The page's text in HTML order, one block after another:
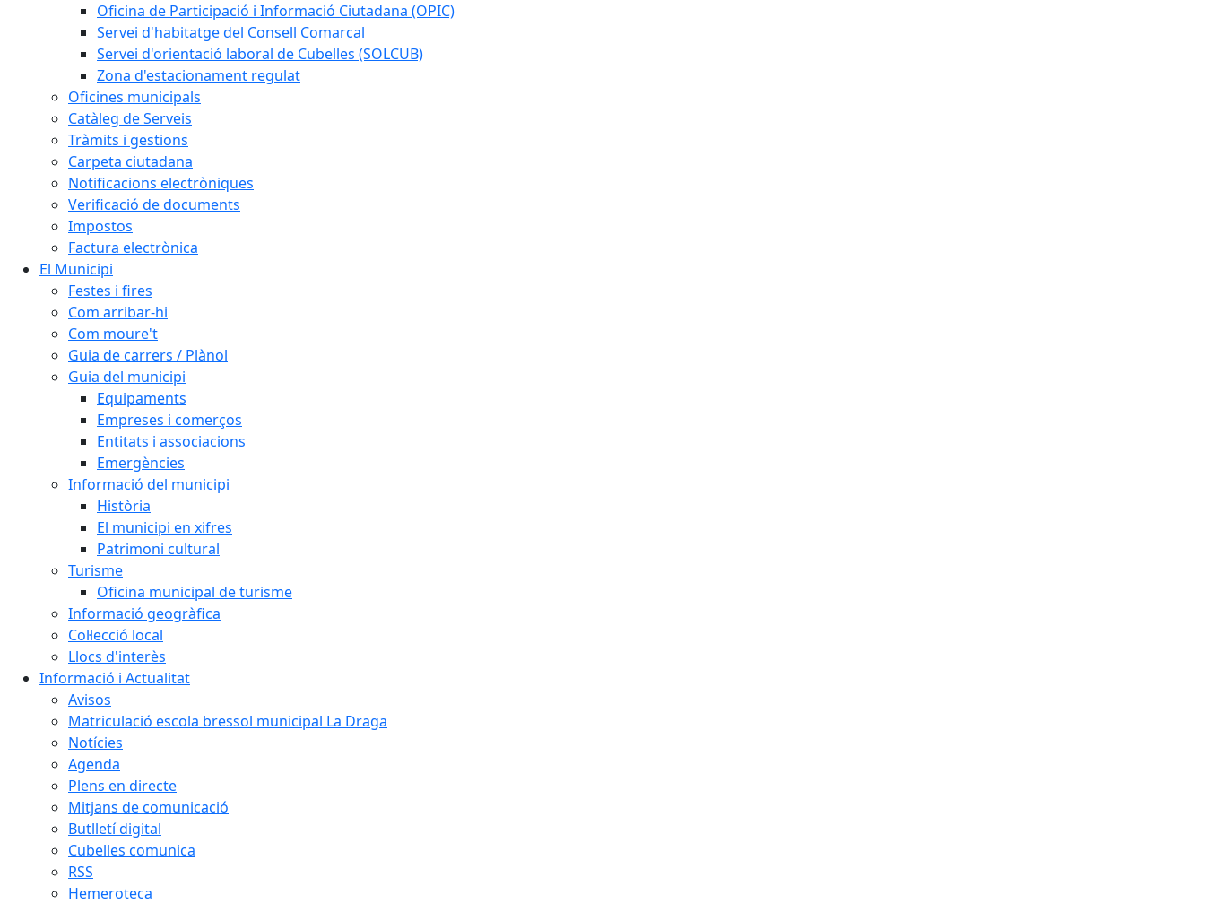
Oficina de Participació i Informació Ciutadana (OPIC)
Servei d'habitatge del Consell Comarcal
Servei d'orientació laboral de Cubelles (SOLCUB)
Zona d'estacionament regulat
Oficines municipals
Catàleg de Serveis
Tràmits i gestions
Carpeta ciutadana
Notificacions electròniques
Verificació de documents
Impostos
Factura electrònica
El Municipi
Festes i fires
Com arribar-hi
Com moure't
Guia de carrers / Plànol
Guia del municipi
Equipaments
Empreses i comerços
Entitats i associacions
Emergències
Informació del municipi
Història
El municipi en xifres
Patrimoni cultural
Turisme
Oficina municipal de turisme
Informació geogràfica
Col·lecció local
Llocs d'interès
Informació i Actualitat
Avisos
Matriculació escola bressol municipal La Draga
Notícies
Agenda
Plens en directe
Mitjans de comunicació
Butlletí digital
Cubelles comunica
RSS
Hemeroteca